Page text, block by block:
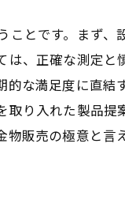
ことです。まず、
は、正確な測定と
的な満足度に直結
取り入れた製品提
販売の極意と言